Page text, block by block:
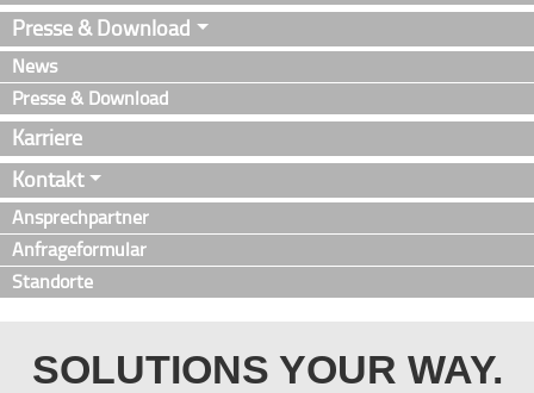
Presse & Download
News
Presse & Download
Karriere
Kontakt
Ansprechpartner
Anfrageformular
Standorte
SOLUTIONS YOUR WAY.